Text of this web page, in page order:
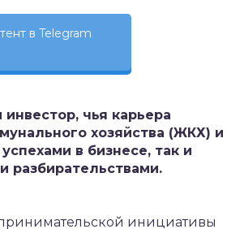
в Telegram
чья карьера
хозяйства (ЖКХ) и
в бизнесе, так и
разбирательствами.
инициативы